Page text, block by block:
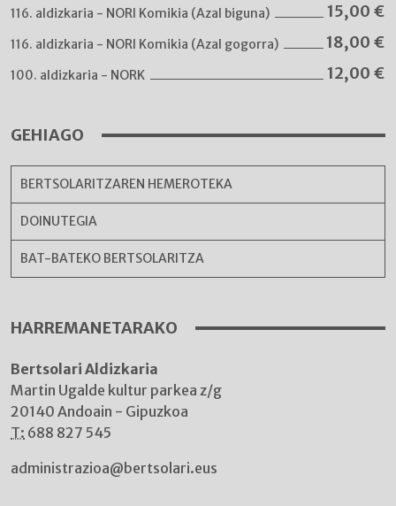
116. aldizkaria - NORI Komikia (Azal biguna) 15,00 €
116. aldizkaria - NORI Komikia (Azal gogorra) 18,00 €
100. aldizkaria - NORK 12,00 €
GEHIAGO
BERTSOLARITZAREN HEMEROTEKA
DOINUTEGIA
BAT-BATEKO BERTSOLARITZA
HARREMANETARAKO
Bertsolari Aldizkaria
Martin Ugalde kultur parkea z/g
20140 Andoain - Gipuzkoa
T: 688 827 545
administrazioa@bertsolari.eus